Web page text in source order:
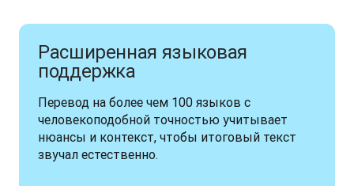
Расширенная языковая
поддержка
Перевод на более чем 100 языков с
человекоподобной точностью учитывает
нюансы и контекст, чтобы итоговый текст
звучал естественно.